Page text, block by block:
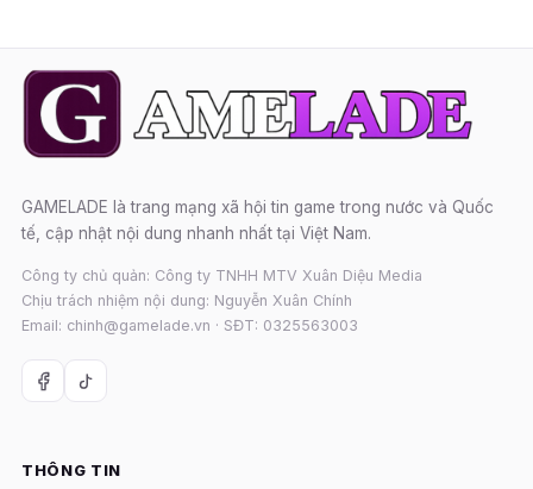
GAMELADE là trang mạng xã hội tin game trong nước và Quốc
tế, cập nhật nội dung nhanh nhất tại Việt Nam.
Công ty chủ quản: Công ty TNHH MTV Xuân Diệu Media
Chịu trách nhiệm nội dung: Nguyễn Xuân Chính
Email: chinh@gamelade.vn · SĐT: 0325563003
THÔNG TIN